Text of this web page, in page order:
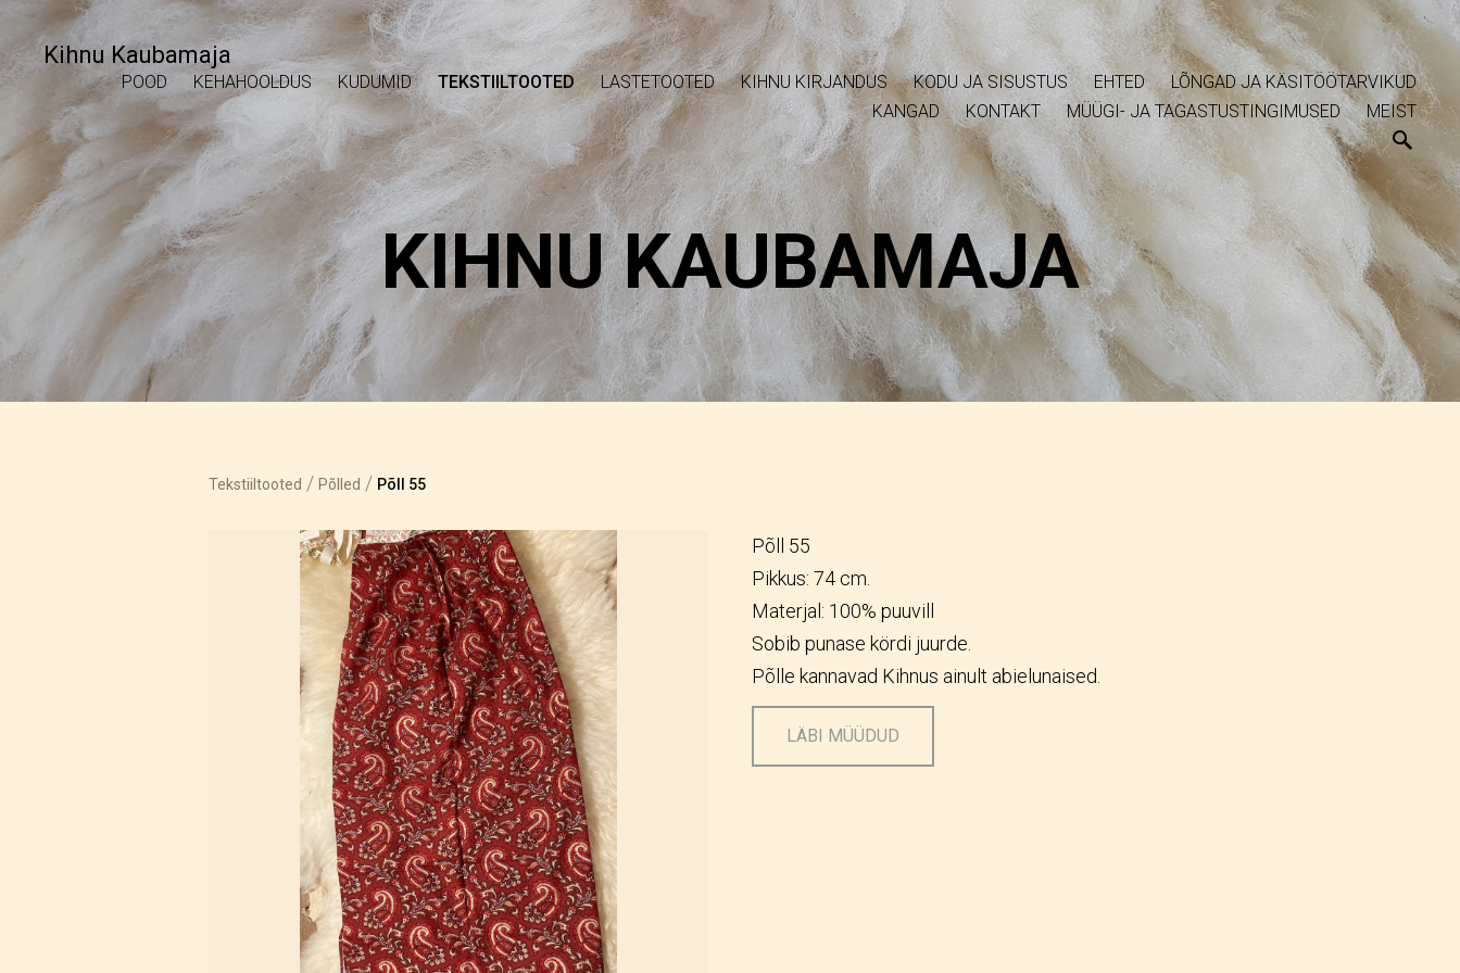
Kihnu Kaubamaja
POOD KEHAHOOLDUS KUDUMID TEKSTIILTOOTED LASTETOOTED KIHNU KIRJANDUS KODU JA SISUSTUS EHTED
LÕNGAD JA KÄSITÖÖTARVIKUD
KANGAD
KONTAKT MÜÜGI- JA TAGASTUSTINGIMUSED MEIST
KIHNU KAUBAMAJA
Tekstiiltooted / Põlled / Põll 55
Põll 55
Pikkus: 74 cm.
Materjal: 100% puuvill
Sobib punase kördi juurde.
Põlle kannavad Kihnus ainult abielunaised.
LÄBI MÜÜDUD